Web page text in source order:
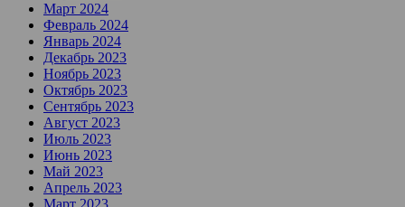
Март 2024
Февраль 2024
Январь 2024
Декабрь 2023
Ноябрь 2023
Октябрь 2023
Сентябрь 2023
Август 2023
Июль 2023
Июнь 2023
Май 2023
Апрель 2023